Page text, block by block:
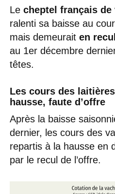
Le cheptel français
ralenti sa baisse au
mais demeurait en
au 1er décembre
têtes.
Les cours des
hausse, faute d’offre
Après la baisse
dernier, les cours des
repartis à la hausse en
par le recul de l’offre.